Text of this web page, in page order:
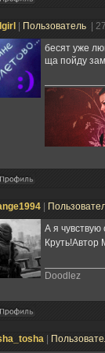
Пользователь
|
бесят уже
ща пойду
А я
Doodlez